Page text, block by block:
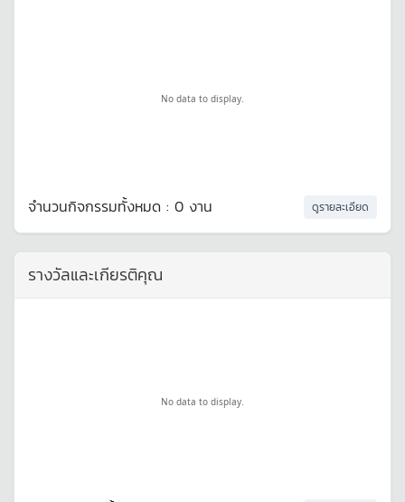
No data to display.
ดูรายละเอียด
จำนวนกิจกรรมทั้งหมด : 0 งาน
รางวัลและเกียรติคุณ
No data to display.